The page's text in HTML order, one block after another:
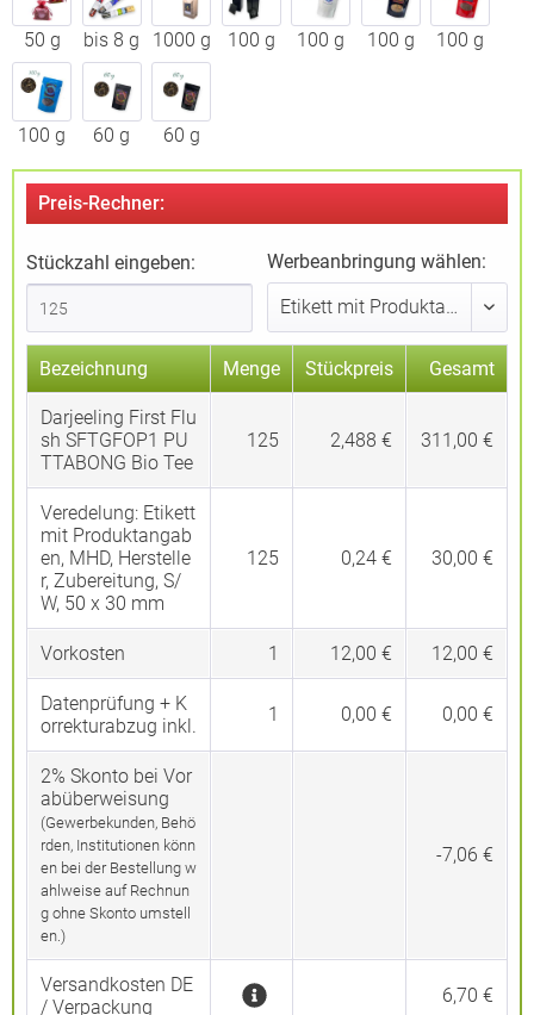
50 g bis 8 g 1000 g 100 g 100 g 100 g 100 g
100 g 60 g 60 g
Preis-Rechner:
Stückzahl eingeben: Werbeanbringung wählen:
Bezeichnung Menge Stückpreis Gesamt
Darjeeling First Flu
sh SFTGFOP1 PU
TTABONG Bio Tee
125 2,488 € 311,00 €
Veredelung: Etikett
mit Produktangab
en, MHD, Herstelle
r, Zubereitung, S/
W, 50 x 30 mm
125 0,24 € 30,00 €
Vorkosten 1 12,00 € 12,00 €
Datenprüfung + K
orrekturabzug inkl.
1 0,00 € 0,00 €
2% Skonto bei Vor
abüberweisung
(Gewerbekunden, Behö
rden, Institutionen könn
en bei der Bestellung w
ahlweise auf Rechnun
g ohne Skonto umstell
en.)
-7,06 €
Versandkosten DE
/ Verpackung
6,70 €